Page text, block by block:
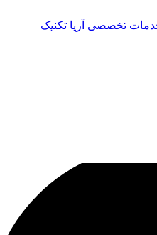
تخصصی آریا تکنیک